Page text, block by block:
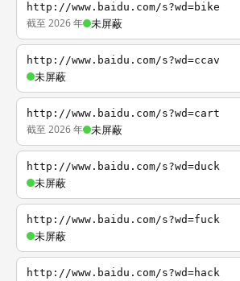
http://www.baidu.com/s?wd=bike
截至 2026 年 未屏蔽
http://www.baidu.com/s?wd=ccav
未屏蔽
http://www.baidu.com/s?wd=cart
截至 2026 年 未屏蔽
http://www.baidu.com/s?wd=duck
未屏蔽
http://www.baidu.com/s?wd=fuck
未屏蔽
http://www.baidu.com/s?wd=hack